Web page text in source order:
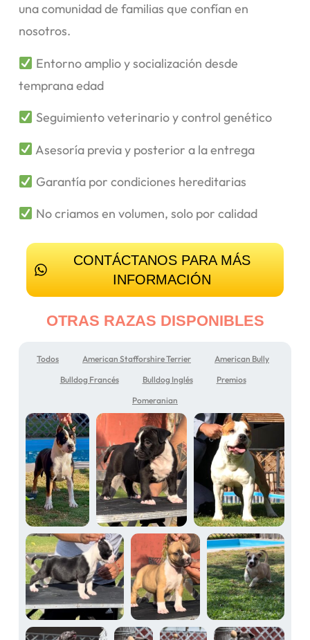
una comunidad de familias que confían en
nosotros.
Entorno amplio y socialización desde
temprana edad
Seguimiento veterinario y control genético
Asesoría previa y posterior a la entrega
Garantía por condiciones hereditarias
No criamos en volumen, solo por calidad
CONTÁCTANOS PARA MÁS
INFORMACIÓN
OTRAS RAZAS DISPONIBLES
Todos American Stafforshire Terrier
American Bully
Bulldog Francés
Bulldog Inglés
Premios
Pomeranian